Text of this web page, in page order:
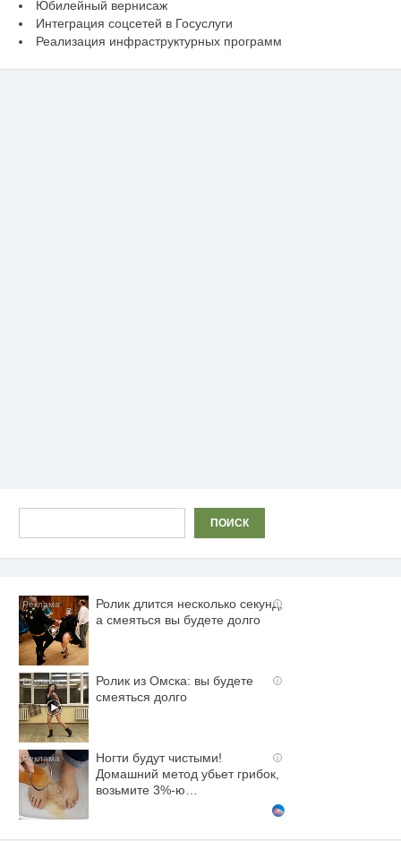
Юбилейный вернисаж
Интеграция соцсетей в Госуслуги
Реализация инфраструктурных программ
ПОИСК
i
Ролик длится несколько секунд,
а смеяться вы будете долго
i
Ролик из Омска: вы будете
смеяться долго
i
Ногти будут чистыми!
Домашний метод убьет грибок,
возьмите 3%-ю…